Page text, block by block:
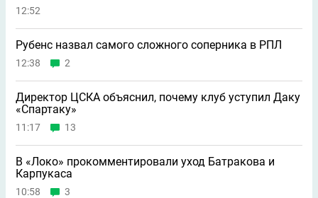
12:52
Рубенс назвал самого сложного соперника в РПЛ
12:38 2
Директор ЦСКА объяснил, почему клуб уступил Даку
«Спартаку»
11:17 13
В «Локо» прокомментировали уход Батракова и
Карпукаса
10:58 3